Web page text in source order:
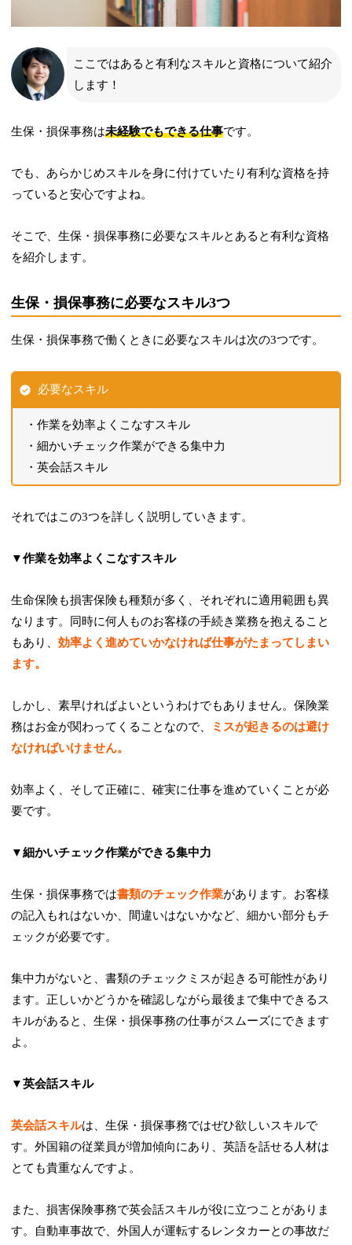
ここではあると有利なスキルと資格について紹介
します！
生保・損保事務は未経験でもできる仕事です。
でも、あらかじめスキルを身に付けていたり有利な資格を持
っていると安心ですよね。
そこで、生保・損保事務に必要なスキルとあると有利な資格
を紹介します。
生保・損保事務に必要なスキル3つ
生保・損保事務で働くときに必要なスキルは次の3つです。
必要なスキル
作業を効率よくこなすスキル
細かいチェック作業ができる集中力
英会話スキル
それではこの3つを詳しく説明していきます。
▼作業を効率よくこなすスキル
生命保険も損害保険も種類が多く、それぞれに適用範囲も異
なります。同時に何人ものお客様の手続き業務を抱えること
もあり、効率よく進めていかなければ仕事がたまってしまい
ます。
しかし、素早ければよいというわけでもありません。保険業
務はお金が関わってくることなので、
ミスが起きるのは避け
なければいけません。
効率よく、そして正確に、確実に仕事を進めていくことが必
要です。
▼細かいチェック作業ができる集中力
生保・損保事務では書類のチェック作業があります。お客様
の記入もれはないか、間違いはないかなど、細かい部分もチ
ェックが必要です。
集中力がないと、書類のチェックミスが起きる可能性があり
ます。正しいかどうかを確認しながら最後まで集中できるス
キルがあると、生保・損保事務の仕事がスムーズにできます
よ。
▼英会話スキル
英会話スキルは、生保・損保事務ではぜひ欲しいスキルで
す。外国籍の従業員が増加傾向にあり、英語を話せる人材は
とても貴重なんですよ。
また、損害保険事務で英会話スキルが役に立つことがありま
す。自動車事故で、外国人が運転するレンタカーとの事故だ